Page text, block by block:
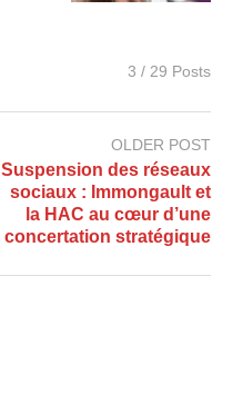
3 / 29 Posts
OLDER POST
Suspension des réseaux
sociaux : Immongault et
la HAC au cœur d’une
concertation stratégique